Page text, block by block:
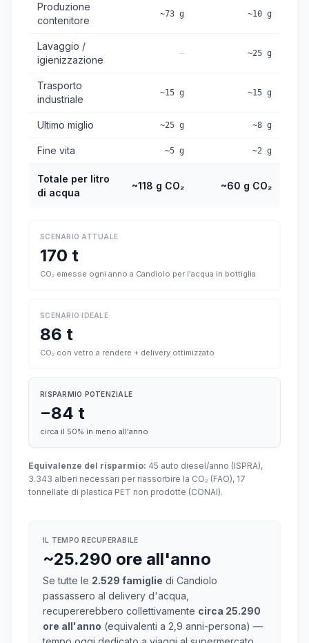
Produzione
contenitore
~73 g ~10 g
Lavaggio /
igienizzazione
— ~25 g
Trasporto
industriale
~15 g ~15 g
Ultimo miglio ~25 g ~8 g
Fine vita ~5 g ~2 g
Totale per litro
di acqua
~118 g CO₂ ~60 g CO₂
SCENARIO ATTUALE
170 t
CO₂ emesse ogni anno a Candiolo per l'acqua in bottiglia
SCENARIO IDEALE
86 t
CO₂ con vetro a rendere + delivery ottimizzato
RISPARMIO POTENZIALE
−84 t
circa il 50% in meno all'anno
Equivalenze del risparmio: 45 auto diesel/anno (ISPRA),
3.343 alberi necessari per riassorbire la CO₂ (FAO), 17
tonnellate di plastica PET non prodotte (CONAI).
IL TEMPO RECUPERABILE
~25.290 ore all'anno
Se tutte le 2.529 famiglie di Candiolo
passassero al delivery d'acqua,
recupererebbero collettivamente circa 25.290
ore all'anno (equivalenti a 2,9 anni-persona) —